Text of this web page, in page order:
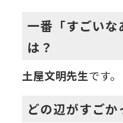
一番「すごいな
は？
土屋文明先生です。
どの辺がすごか